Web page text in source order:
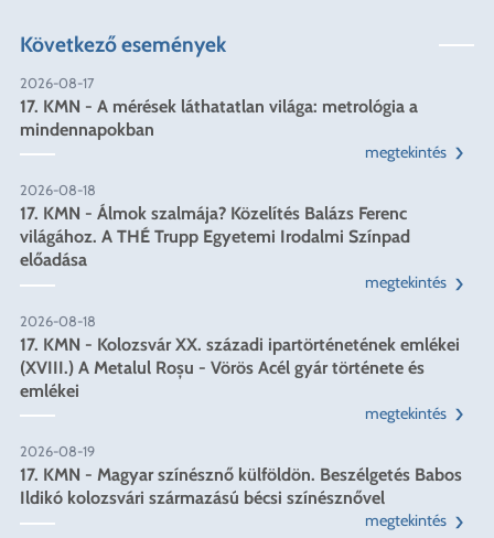
Következő események
2026-08-17
17. KMN - A mérések láthatatlan világa: metrológia a
mindennapokban
megtekintés
2026-08-18
17. KMN - Álmok szalmája? Közelítés Balázs Ferenc
világához. A THÉ Trupp Egyetemi Irodalmi Színpad
előadása
megtekintés
2026-08-18
17. KMN - Kolozsvár XX. századi ipartörténetének emlékei
(XVIII.) A Metalul Roșu - Vörös Acél gyár története és
emlékei
megtekintés
2026-08-19
17. KMN - Magyar színésznő külföldön. Beszélgetés Babos
Ildikó kolozsvári származású bécsi színésznővel
megtekintés